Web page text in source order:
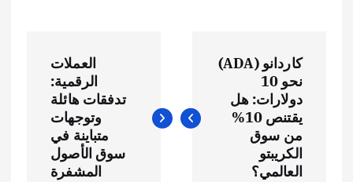
ص
كاردانو (ADA)
نحو 10
دولارات: هل
يقتنص 10%
من سوق
الكريبتو
العالمي؟
العملات
الرقمية:
تدفقات هائلة
وتوجهات
متباينة في
سوق الأصول
المشفرة